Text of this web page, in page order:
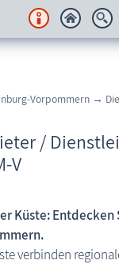
Vorpommern →
/
V
Küste:Entdecken
verbinden